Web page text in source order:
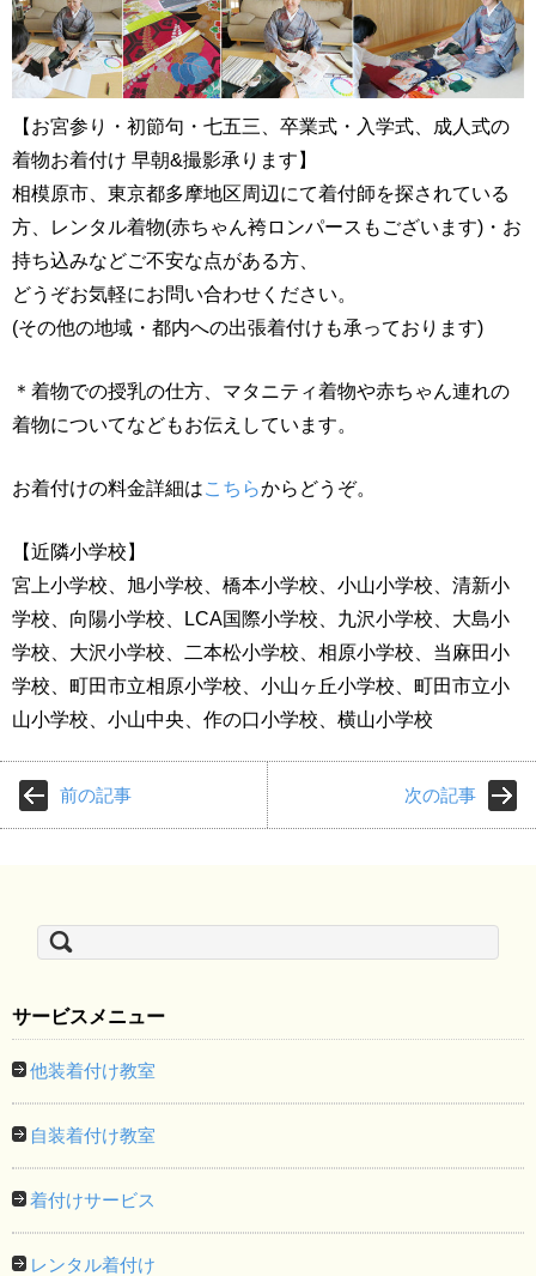
【お宮参り・初節句・七五三、卒業式・入学式、成人式の
着物お着付け 早朝&撮影承ります】
相模原市、東京都多摩地区周辺にて着付師を探されている
方、レンタル着物(赤ちゃん袴ロンパースもございます)・お
持ち込みなどご不安な点がある方、
どうぞお気軽にお問い合わせください。
(その他の地域・都内への出張着付けも承っております)
＊着物での授乳の仕方、マタニティ着物や赤ちゃん連れの
着物についてなどもお伝えしています。
お着付けの料金詳細はこちらからどうぞ。
【近隣小学校】
宮上小学校、旭小学校、橋本小学校、小山小学校、清新小
学校、向陽小学校、LCA国際小学校、九沢小学校、大島小
学校、大沢小学校、二本松小学校、相原小学校、当麻田小
学校、町田市立相原小学校、小山ヶ丘小学校、町田市立小
山小学校、小山中央、作の口小学校、横山小学校
前の記事 次の記事
索:
サービスメニュー
他装着付け教室
自装着付け教室
着付けサービス
レンタル着付け